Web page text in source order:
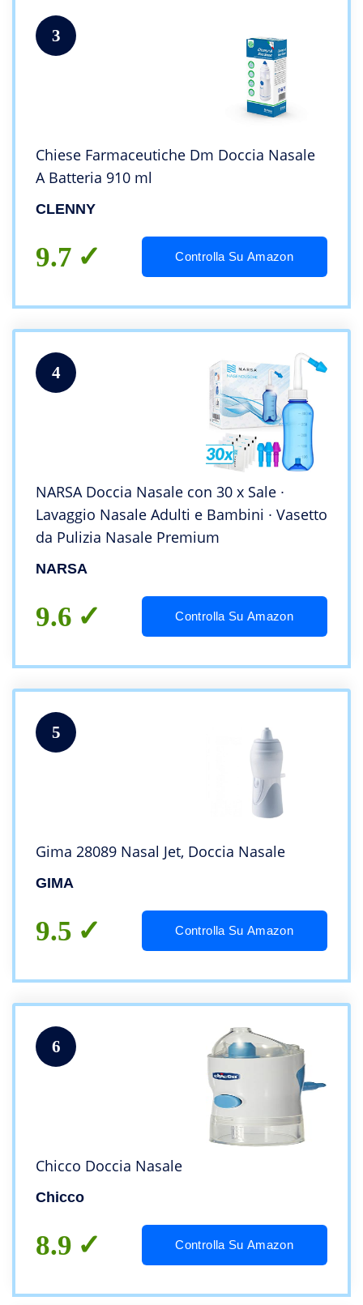
3
Chiese Farmaceutiche Dm Doccia Nasale
A Batteria 910 ml
CLENNY
9.7 Controlla Su Amazon
4
NARSA Doccia Nasale con 30 x Sale ∙
Lavaggio Nasale Adulti e Bambini ∙ Vasetto
da Pulizia Nasale Premium
NARSA
9.6 Controlla Su Amazon
5
Gima 28089 Nasal Jet, Doccia Nasale
GIMA
9.5 Controlla Su Amazon
6
Chicco Doccia Nasale
Chicco
8.9 Controlla Su Amazon